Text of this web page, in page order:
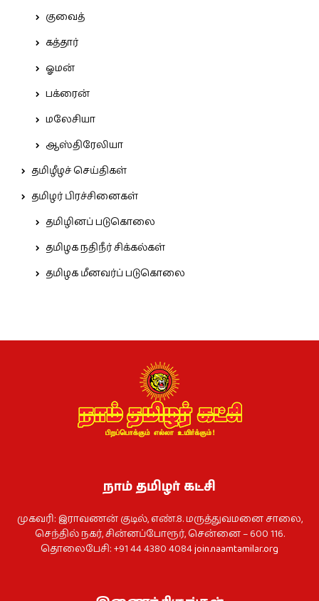
குவைத்
கத்தார்
ஓமன்
பக்ரைன்
மலேசியா
ஆஸ்திரேலியா
தமிழீழச் செய்திகள்
தமிழர் பிரச்சினைகள்
தமிழினப் படுகொலை
தமிழக நதிநீர் சிக்கல்கள்
தமிழக மீனவர்ப் படுகொலை
நாம் தமிழர் கட்சி
முகவரி: இராவணன் குடில், எண்.8. மருத்துவமனை சாலை,
செந்தில் நகர், சின்னப்போரூர், சென்னை – 600 116.
தொலைபேசி: +91 44 4380 4084join.naamtamilar.org